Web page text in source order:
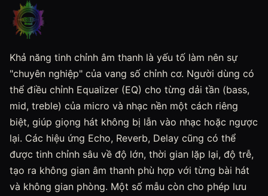
Khả năng tinh chỉnh âm thanh là yếu tố làm nên sự
"chuyên nghiệp" của vang số chỉnh cơ. Người dùng có
thể điều chỉnh Equalizer (EQ) cho từng dải tần (bass,
mid, treble) của micro và nhạc nền một cách riêng
biệt, giúp giọng hát không bị lẫn vào nhạc hoặc ngược
lại. Các hiệu ứng Echo, Reverb, Delay cũng có thể
được tinh chỉnh sâu về độ lớn, thời gian lặp lại, độ trễ,
tạo ra không gian âm thanh phù hợp với từng bài hát
và không gian phòng. Một số mẫu còn cho phép lưu